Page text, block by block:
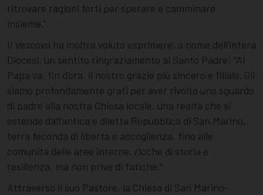
ritrovare ragioni forti per sperare e camminare
insieme.”
Il Vescovo ha inoltre voluto esprimere, a nome dell’intera
Diocesi, un sentito ringraziamento al Santo Padre: “Al
Papa va, fin d’ora, il nostro grazie più sincero e filiale. Gli
siamo profondamente grati per aver rivolto uno sguardo
di padre alla nostra Chiesa locale, una realtà che si
estende dall’antica e diletta Repubblica di San Marino,
terra feconda di libertà e accoglienza, fino alle
comunità delle aree interne, ricche di storia e
resilienza, ma non prive di fatiche.”
Attraverso il suo Pastore, la Chiesa di San Marino-